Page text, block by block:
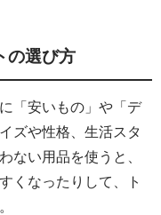
の選び方
「安いもの」や「デ
ズや性格、生活スタ
ない用品を使うと、
くなったりして、ト